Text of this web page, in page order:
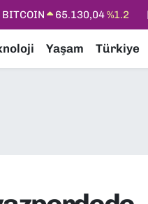
DOLAR 47,7106%0.17
STERLİN
64,4046%0.35
Yaşam Türkiye